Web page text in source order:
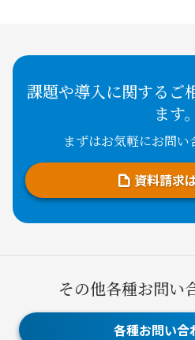
課題や導入に関するご
ます。
まずはお気軽にお問い
資料請求
その他各種お問い
各種お問い合